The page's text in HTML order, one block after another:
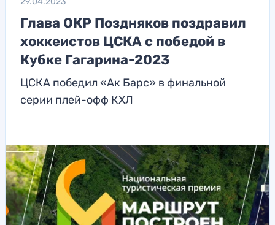
Глава ОКР Поздняков поздравил
хоккеистов ЦСКА с победой в
Кубке Гагарина-2023
ЦСКА победил «Ак Барс» в финальной
серии плей-офф КХЛ